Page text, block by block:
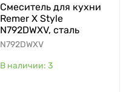
Cмеситель для кухни
Remer X Style
N792DWXV, сталь
N792DWXV
3